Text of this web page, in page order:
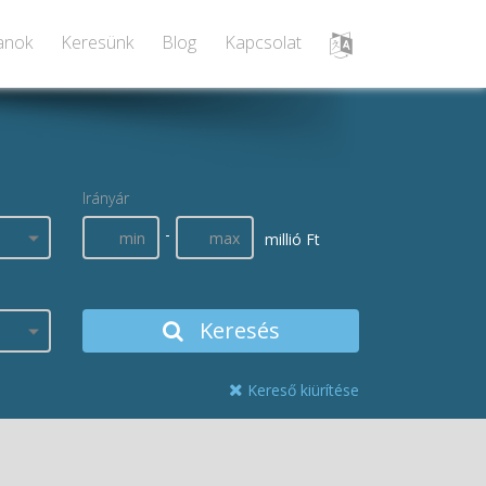
Keresünk Blog Kapcsolat
Irányár
-
millió Ft
Keresés
Kereső kiürítése